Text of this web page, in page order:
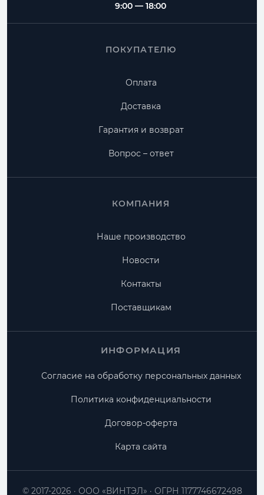
9:00 — 18:00
ПОКУПАТЕЛЮ
Оплата
Доставка
Гарантия и возврат
Вопрос – ответ
КОМПАНИЯ
Наше производство
Новости
Контакты
Поставщикам
ИНФОРМАЦИЯ
Согласие на обработку персональных данных
Политика конфиденциальности
Договор-оферта
Карта сайта
ООО «ВИНТЭЛ» ОГРН 1177746672498
© 2017-2026